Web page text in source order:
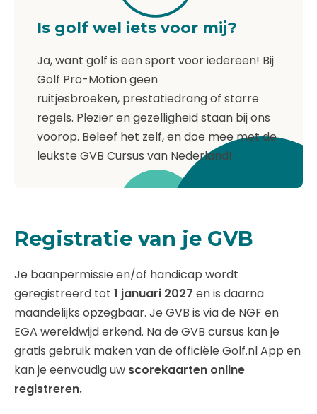
Is golf wel iets voor mij?
Ja, want golf is een sport voor iedereen! Bij
Golf Pro-Motion geen
ruitjesbroeken, prestatiedrang of starre
regels. Plezier en gezelligheid staan bij ons
voorop. Beleef het zelf, en doe mee met de
leukste GVB Cursus van Nederland!
Registratie van je GVB
Je baanpermissie en/of handicap wordt
geregistreerd tot 1 januari 2027 en is daarna
maandelijks opzegbaar. Je GVB is via de NGF en
EGA wereldwijd erkend. Na de GVB cursus kan je
gratis gebruik maken van de officiële Golf.nl App en
kan je eenvoudig uw scorekaarten online
registreren.